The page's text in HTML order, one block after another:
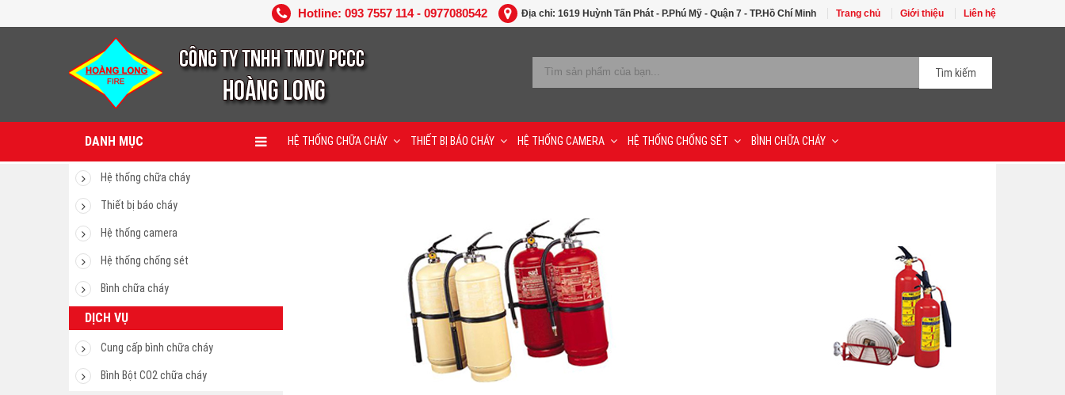
Hotline: 093 7557 114 - 0977080542 Địa chỉ: 1619 Huỳnh Tấn Phát - P.Phú Mỹ - Quận 7 - TP.Hồ Chí Minh Trang chủ Giới thiệu Liên hệ
Tìm kiếm
DANH MỤC
Hệ thống chữa cháy
Thiết bị báo cháy
Hệ thống camera
Hệ thống chống sét
Bình chữa cháy
DỊCH VỤ
Cung cấp bình chữa cháy
Bình Bột CO2 chữa cháy
HỆ THỐNG CHỮA CHÁY THIẾT BỊ BÁO CHÁY HỆ THỐNG CAMERA HỆ THỐNG CHỐNG SÉT BÌNH CHỮA CHÁY